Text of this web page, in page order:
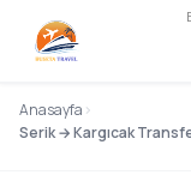
Anasayfa
Serik → Kargıcak